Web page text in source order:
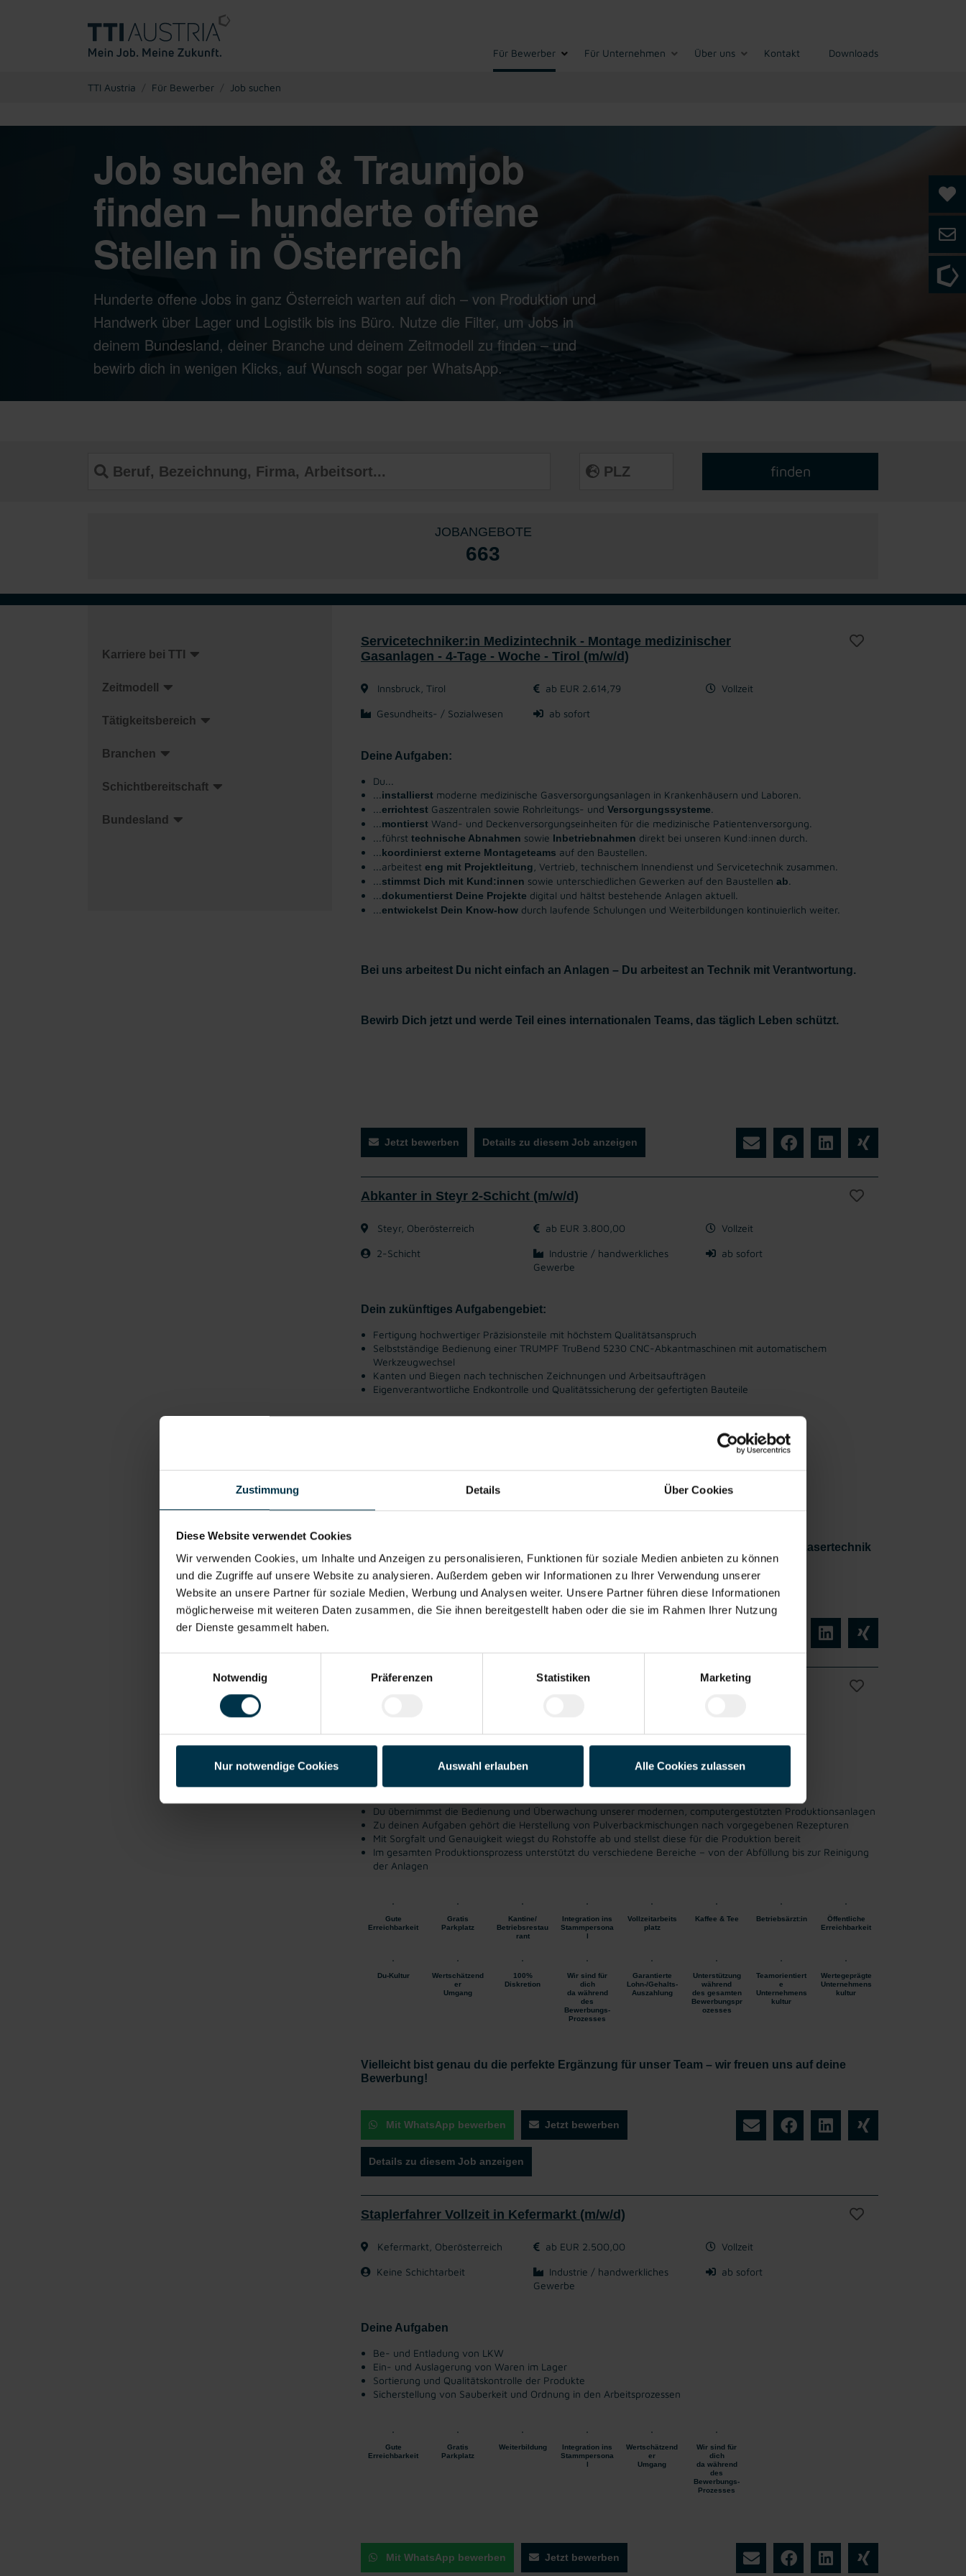
Zustimmung Details Über Cookies
Diese Website verwendet Cookies
Wir verwenden Cookies, um Inhalte und Anzeigen zu personalisieren, Funktionen für soziale Medien anbieten zu können
und die Zugriffe auf unsere Website zu analysieren. Außerdem geben wir Informationen zu Ihrer Verwendung unserer
Website an unsere Partner für soziale Medien, Werbung und Analysen weiter. Unsere Partner führen diese Informationen
möglicherweise mit weiteren Daten zusammen, die Sie ihnen bereitgestellt haben oder die sie im Rahmen Ihrer Nutzung
der Dienste gesammelt haben.
Notwendig
Präferenzen Statistiken Marketing
Nur notwendige Cookies Auswahl erlauben Alle Cookies zulassen
Für Bewerber Für Unternehmen Über uns Kontakt Downloads
TTI Austria Für Bewerber Job suchen
Job suchen & Traumjob
finden – hunderte offene
Stellen in Österreich
Hunderte offene Jobs in ganz Österreich warten auf dich – von Produktion und
Handwerk über Lager und Logistik bis ins Büro. Nutze die Filter, um Jobs in
deinem Bundesland, deiner Branche und deinem Zeitmodell zu finden – und
bewirb dich in wenigen Klicks, auf Wunsch sogar per WhatsApp.
JOBANGEBOTE
663
Karriere bei TTI
Zeitmodell
Tätigkeitsbereich
Branchen
Schichtbereitschaft
Bundesland
Servicetechniker:in Medizintechnik - Montage medizinischer
Gasanlagen - 4-Tage - Woche - Tirol (m/w/d)
Innsbruck, Tirol ab EUR 2.614,79 Vollzeit
Gesundheits- / Sozialwesen ab sofort
Deine Aufgaben:
Du...
installierst moderne medizinische Gasversorgungsanlagen in Krankenhäusern und Laboren.
errichtest Gaszentralen sowie Rohrleitungs- und Versorgungssysteme
montierst Wand- und Deckenversorgungseinheiten für die medizinische Patientenversorgung.
...führst technische Abnahmen sowie Inbetriebnahmen direkt bei unseren Kund:innen durch.
koordinierst externe Montageteams auf den Baustellen.
...arbeitest eng mit Projektleitung , Vertrieb, technischem Innendienst und Servicetechnik zusammen.
stimmst Dich mit Kund:innen sowie unterschiedlichen Gewerken auf den Baustellen ab
dokumentierst Deine Projekte digital und hältst bestehende Anlagen aktuell.
entwickelst Dein Know-how durch laufende Schulungen und Weiterbildungen kontinuierlich weiter.
Bei uns arbeitest Du nicht einfach an Anlagen – Du arbeitest an Technik mit Verantwortung.
Bewirb Dich jetzt und werde Teil eines internationalen Teams, das täglich Leben schützt.
Jetzt bewerben Details zu diesem Job anzeigen
Abkanter in Steyr 2-Schicht (m/w/d)
Steyr, Oberösterreich ab EUR 3.800,00 Vollzeit
2-Schicht
Industrie / handwerkliches
Gewerbe
ab sofort
Dein zukünftiges Aufgabengebiet:
Fertigung hochwertiger Präzisionsteile mit höchstem Qualitätsanspruch
Selbstständige Bedienung einer TRUMPF TruBend 5230 CNC-Abkantmaschinen mit automatischem
Werkzeugwechsel
Kanten und Biegen nach technischen Zeichnungen und Arbeitsaufträgen
Eigenverantwortliche Endkontrolle und Qualitätssicherung der gefertigten Bauteile
Öffentliche
Erreichbarkeit
Attraktive
Vergütung
Dann bewirb dich jetzt – wir leiten deine Bewerbung direkt und ohne Umwege an Lasertechnik
Laimer weiter.
Anlagenführer:in Wien Vollzeit (m/w/d)
Ab 3-Schicht Sonstige Branche ab sofort
Dein Job als Anlagenführer:in:
Du übernimmst die Bedienung und Überwachung unserer modernen, computergestützten Produktionsanlagen
Zu deinen Aufgaben gehört die Herstellung von Pulverbackmischungen nach vorgegebenen Rezepturen
Mit Sorgfalt und Genauigkeit wiegst du Rohstoffe ab und stellst diese für die Produktion bereit
Im gesamten Produktionsprozess unterstützt du verschiedene Bereiche – von der Abfüllung bis zur Reinigung
der Anlagen
Gute
Erreichbarkeit
Gratis
Parkplatz
Kantine/
Betriebsrestau
rant
Integration ins
Stammpersona
l
Vollzeitarbeits
platz
Kaffee & Tee Betriebsärzt:in
Öffentliche
Erreichbarkeit
Du-Kultur
Wertschätzend
er
Umgang
100%
Diskretion
Wir sind für
dich
da während
des
Bewerbungs-
Prozesses
Garantierte
Lohn-/Gehalts-
Auszahlung
Unterstützung
während
des gesamten
Bewerbungspr
ozesses
Teamorientiert
e
Unternehmens
kultur
Wertegeprägte
Unternehmens
kultur
Vielleicht bist genau du die perfekte Ergänzung für unser Team – wir freuen uns auf deine
Bewerbung!
Mit WhatsApp bewerben Jetzt bewerben
Details zu diesem Job anzeigen
Staplerfahrer Vollzeit in Kefermarkt (m/w/d)
Kefermarkt, Oberösterreich ab EUR 2.500,00 Vollzeit
Keine Schichtarbeit
Industrie / handwerkliches
Gewerbe
ab sofort
Deine Aufgaben
Be- und Entladung von LKW
Ein- und Auslagerung von Waren im Lager
Sortierung und Qualitätskontrolle der Produkte
Sicherstellung von Sauberkeit und Ordnung in den Arbeitsprozessen
Gute
Erreichbarkeit
Gratis
Parkplatz
Weiterbildung
Integration ins
Stammpersona
l
Wertschätzend
er
Umgang
Wir sind für
dich
da während
des
Bewerbungs-
Prozesses
Mit WhatsApp bewerben Jetzt bewerben